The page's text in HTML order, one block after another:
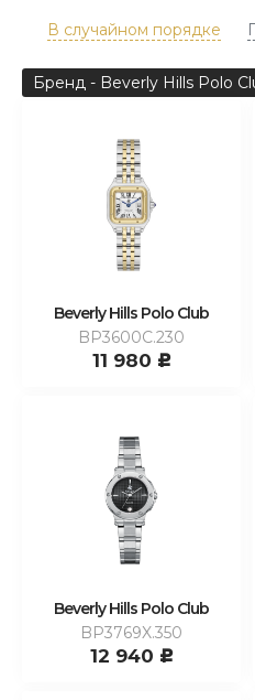
В случайном порядке
Бренд - Beverly Hills Polo
Beverly Hills Polo Club
BP3600C.230
11 980 c
Beverly Hills Polo Club
BP3769X.350
12 940 c